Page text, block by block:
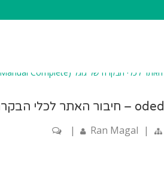
oded – חיבור האתר לכלי הבקרה של גוגל (Manual Complete)
Ran Magal |
|